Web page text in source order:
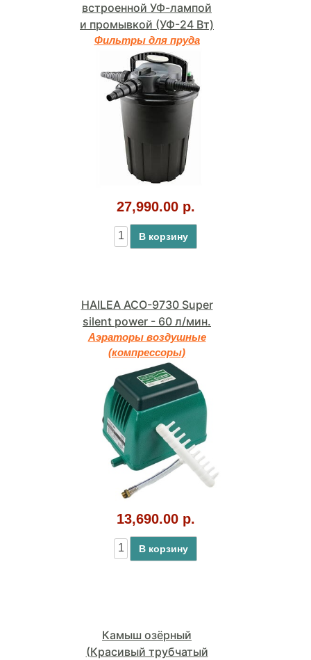
встроенной УФ-лампой
и промывкой (УФ-24 Вт)
Фильтры для пруда
27,990.00 р.
В корзину
HAILEA ACO-9730 Super
silent power - 60 л/мин.
Аэраторы воздушные
(компрессоры)
13,690.00 р.
В корзину
Камыш озёрный
(Красивый трубчатый